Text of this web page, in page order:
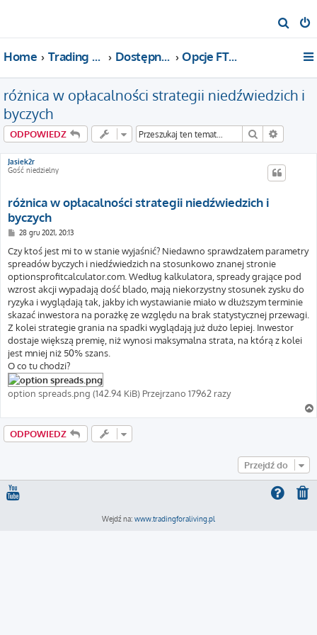
z
a
Home Trading For a Living Dostępne kategorie Opcje FTW!
różnica w opłacalności strategii niedźwiedzich i
byczych
ODPOWIEDZ Szukaj
Jasiek2r
Gość niedzielny
różnica w opłacalności strategii niedźwiedzich i
byczych
P
s
t
28 gru 2021, 20:13
Czy ktoś jest mi to w stanie wyjaśnić? Niedawno sprawdzałem parametry
spreadów byczych i niedźwiedzich na stosunkowo znanej stronie
optionsprofitcalculator.com. Według kalkulatora, spready grające pod
wzrost akcji wypadają dość blado, mają niekorzystny stosunek zysku do
ryzyka i wyglądają tak, jakby ich wystawianie miało w dłuższym terminie
skazać inwestora na porażkę ze względu na brak statystycznej przewagi.
Z kolei strategie grania na spadki wyglądają już dużo lepiej. Inwestor
dostaje większą premię, niż wynosi maksymalna strata, na którą z kolei
jest mniej niż 50% szans.
O co tu chodzi?
option spreads.png (142.94 KiB) Przejrzano 17962 razy
ODPOWIEDZ
Przejdź do
Wejdź na: www.tradingforaliving.pl